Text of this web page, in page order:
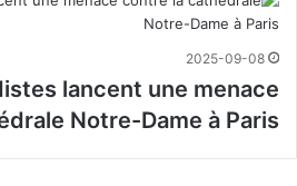
2025-09-08
lancent une menace
Notre-Dame à Paris